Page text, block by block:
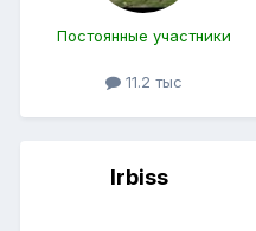
Постоянные участники
11.2 тыс
Irbiss